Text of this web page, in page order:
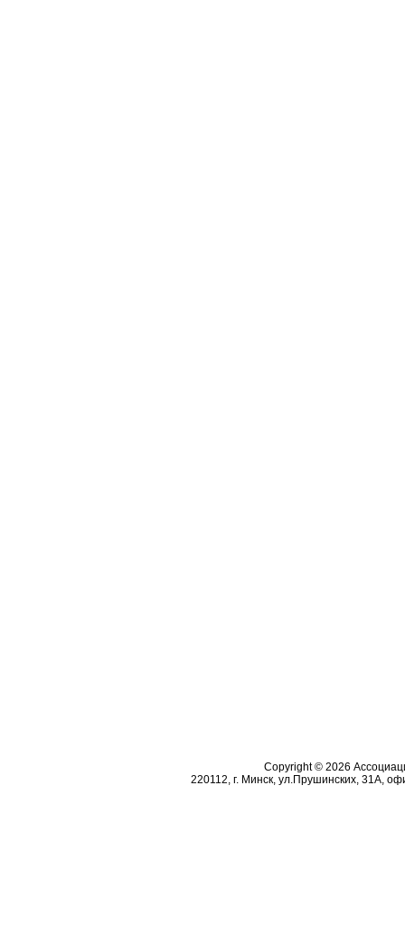
Copyright © 2026
220112, г. Минск, ул.Прушинских, 31А,